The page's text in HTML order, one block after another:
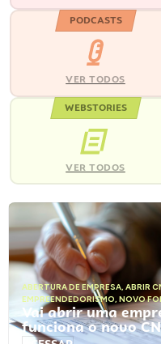
PODCASTS
VER TODOS
WEBSTORIES
VER TODOS
ABERTURA DE EMPRESA, ABRIR
EMPREENDEDORISMO, NOVO
Vai abrir uma
funciona o novo